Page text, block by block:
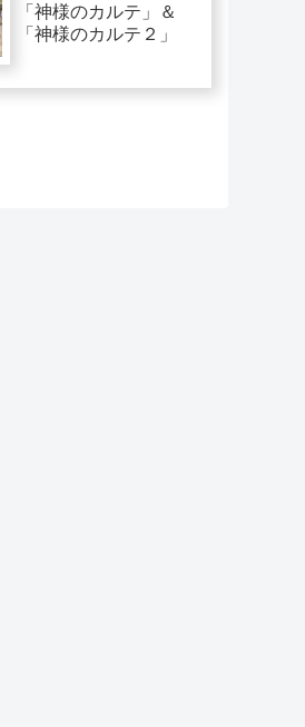
「神様のカルテ」＆
「神様のカルテ２」